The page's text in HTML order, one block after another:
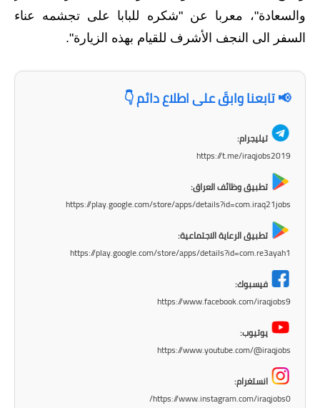
المرحلة الابتدائية
المرحلة المتوسطة
استمارة القبول المركزي
والسعادة"، معربا عن "شكره للبابا على تجشمه عناء
السفر الى النجف الأشرف للقيام بهذه الزيارة".
📢 تابعنا وابقَ على اطلاع دائم 👇
تيليجرام:
https://t.me/iraqjobs2019
تطبيق وظائف العراق:
https://play.google.com/store/apps/details?id=com.iraq21jobs
تطبيق الرعاية الاجتماعية:
https://play.google.com/store/apps/details?id=com.re3ayah1
فيسبوك:
https://www.facebook.com/iraqjobs9
يوتيوب:
https://www.youtube.com/@iraqjobs
انستغرام:
https://www.instagram.com/iraqjobs0/